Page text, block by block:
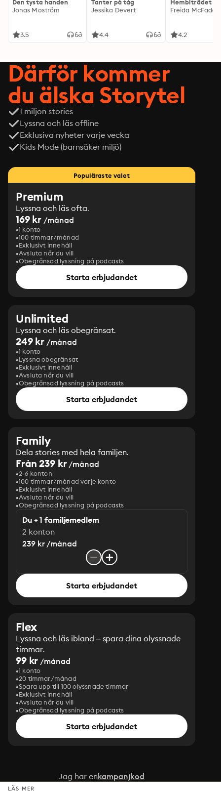
Den tysta handen
Jonas Moström
3.5
Tanter på tåg
Jessika Devert
4.4
Hembiträdet
Freida
4.2
Därför kommer
du älska Storytel
1 miljon stories
Lyssna och läs offline
Exklusiva nyheter varje vecka
Kids Mode (barnsäker miljö)
Populäraste valet
Premium
Lyssna och läs ofta.
169 kr /månad
1 konto
100 timmar/månad
Exklusivt innehåll
Avsluta när du vill
Obegränsad lyssning på podcasts
Starta erbjudandet
Unlimited
Lyssna och läs obegränsat.
249 kr /månad
1 konto
Lyssna obegränsat
Exklusivt innehåll
Avsluta när du vill
Obegränsad lyssning på podcasts
Starta erbjudandet
Family
Dela stories med hela familjen.
Från 239 kr/månad
2-6 konton
100 timmar/månad varje konto
Exklusivt innehåll
Avsluta när du vill
Obegränsad lyssning på podcasts
Du + 1 familjemedlem
2 konton
239 kr /månad
Starta erbjudandet
Flex
Lyssna och läs ibland – spara dina olyssnade
timmar.
99 kr /månad
1 konto
20 timmar/månad
Spara upp till 100 olyssnade timmar
Exklusivt innehåll
Avsluta när du vill
Obegränsad lyssning på podcasts
Starta erbjudandet
Jag har enkampanjkod
LÄS MER